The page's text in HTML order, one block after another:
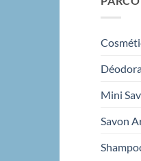
Mini
Savon